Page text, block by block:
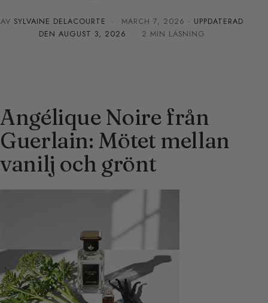
AV SYLVAINE DELACOURTE · MARCH 7, 2026 · UPPDATERAD
DENAUGUST 3, 2026 · 2 MIN LÄSNING
Angélique Noire från
Guerlain: Mötet mellan
vanilj och grönt